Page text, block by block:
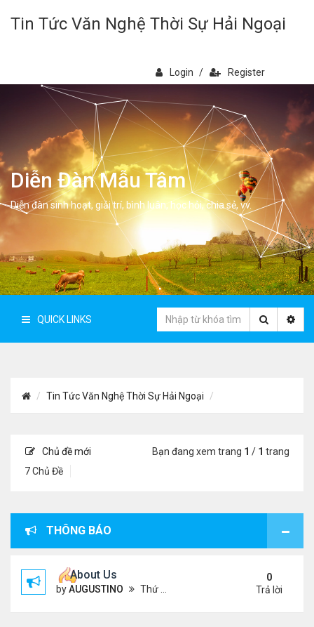
Tin Tức Văn Nghệ Thời Sự Hải Ngoại
Login / Register
Diễn Đàn Mẫu Tâm
Diễn đàn sinh hoạt, giải trí, bình luân, học hỏi, chia sẻ, vv.
QUICK LINKS
Tin Tức Văn Nghệ Thời Sự Hải Ngoại
Chủ đề mới
7 Chủ Đề
Bạn đang xem trang 1 / 1 trang
THÔNG BÁO
About Us
byAUGUSTINO Thứ 4 Tháng 10 07, 2020 4:27 pm
0
Trả lời